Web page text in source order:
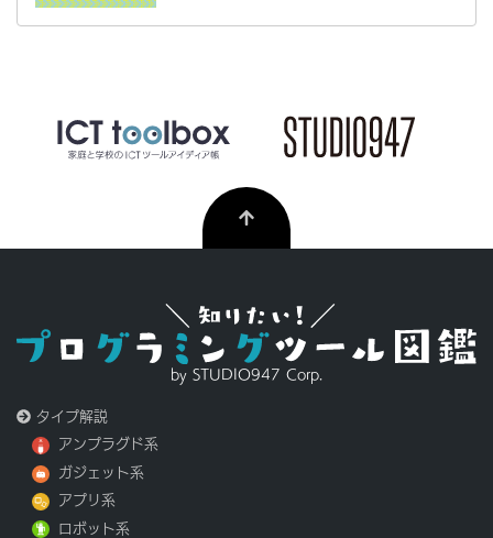
by STUDIO947 Corp.
タイプ解説
アンプラグド系
ガジェット系
アプリ系
ロボット系